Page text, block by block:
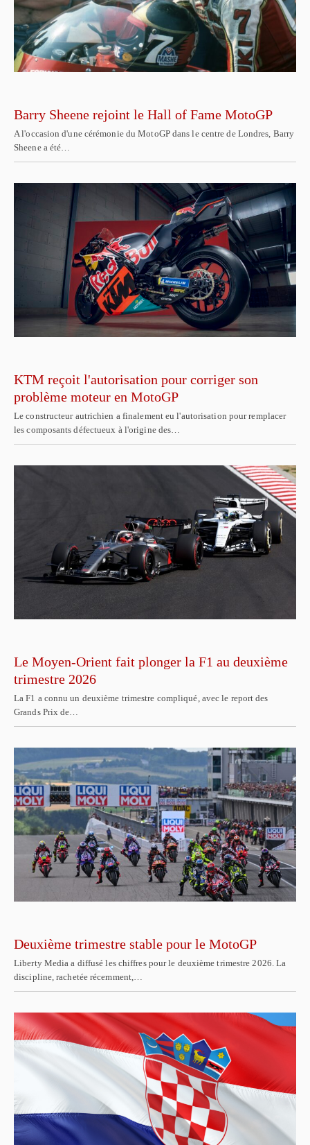
Barry Sheene rejoint le Hall of Fame MotoGP
A l'occasion d'une cérémonie du MotoGP dans le centre de Londres, Barry
Sheene a été…
KTM reçoit l'autorisation pour corriger son
problème moteur en MotoGP
Le constructeur autrichien a finalement eu l'autorisation pour remplacer
les composants défectueux à l'origine des…
Le Moyen-Orient fait plonger la F1 au deuxième
trimestre 2026
La F1 a connu un deuxième trimestre compliqué, avec le report des
Grands Prix de…
Deuxième trimestre stable pour le MotoGP
Liberty Media a diffusé les chiffres pour le deuxième trimestre 2026. La
discipline, rachetée récemment,…